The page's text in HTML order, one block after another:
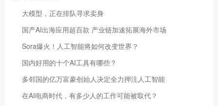
大模型，正在排队寻求卖身
国产AI出海应用超百款 产业链加速拓展海外市场
Sora爆火！人工智能将如何改变世界？
国内好用的十个AI工具有哪些？
多邻国的亿万富豪创始人决定全力押注人工智能
在AI电商时代，有多少人的工作可能被取代？